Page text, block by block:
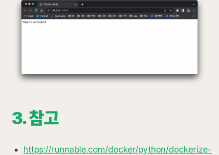
3. 참고
https://runnable.com/docker/python/dockerize-